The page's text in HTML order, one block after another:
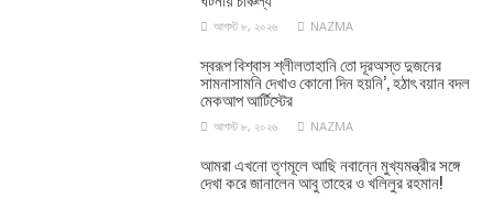
আগস্ট ৮, ২০২৬ NAZMA
স্বরূপ বিশ্বাস শ্লীলতাহানি তো দূরঅস্ত দুজনের
সামনাসামনি দেখাও কোনো দিন হয়নি’, হঠাৎ বয়ান বদল
মেকআপ আর্টিস্টের
আগস্ট ৮, ২০২৬ NAZMA
আমরা এখনো তৃণমূলে আছি নবান্নে মুখ্যমন্ত্রীর সঙ্গে
দেখা করে জানালেন আবু তাহের ও খলিলুর রহমান!